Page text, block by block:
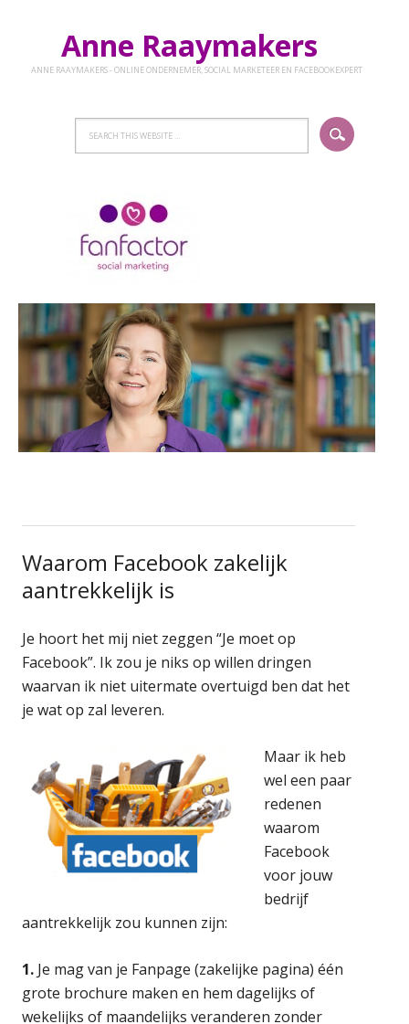
Anne Raaymakers
ANNE RAAYMAKERS - ONLINE ONDERNEMER, SOCIAL MARKETEER EN FACEBOOKEXPERT
Waarom Facebook zakelijk
aantrekkelijk is
Je hoort het mij niet zeggen “Je moet op
Facebook”. Ik zou je niks op willen dringen
waarvan ik niet uitermate overtuigd ben dat het
je wat op zal leveren.
Maar ik heb
wel een paar
redenen
waarom
Facebook
voor jouw
bedrijf
aantrekkelijk zou kunnen zijn:
1. Je mag van je Fanpage (zakelijke pagina) één
grote brochure maken en hem dagelijks of
wekelijks of maandelijks veranderen zonder